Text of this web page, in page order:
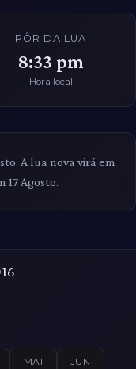
PÔR DA LUA
8:33 pm
Hora local
A lua nova virá em
17 Agosto.
MAI JUN